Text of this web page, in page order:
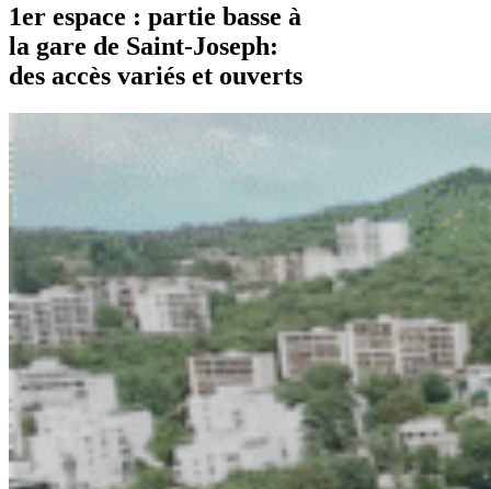
1er espace : partie basse à
la gare de Saint-Joseph:
des accès variés et ouverts